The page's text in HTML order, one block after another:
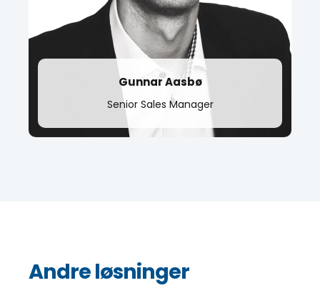
Gunnar Aasbø
Senior Sales Manager
Andre løsninger